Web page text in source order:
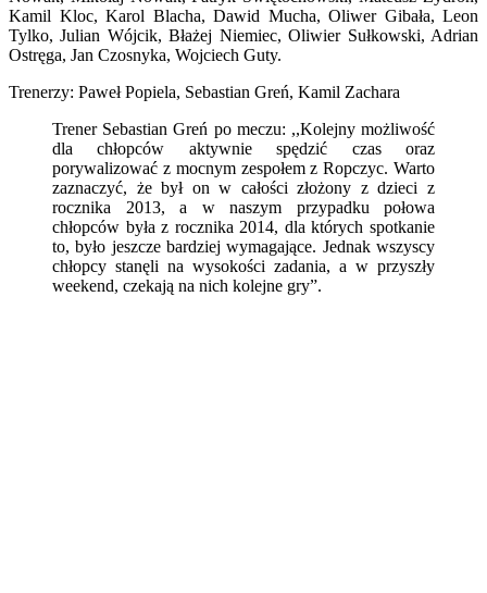
Kamil Kloc, Karol Blacha, Dawid Mucha, Oliwer Gibała, Leon
Tylko, Julian Wójcik, Błażej Niemiec, Oliwier Sułkowski, Adrian
Ostręga, Jan Czosnyka, Wojciech Guty.
Trenerzy: Paweł Popiela, Sebastian Greń, Kamil Zachara
Trener Sebastian Greń po meczu: ,,Kolejny możliwość
dla chłopców aktywnie spędzić czas oraz
porywalizować z mocnym zespołem z Ropczyc. Warto
zaznaczyć, że był on w całości złożony z dzieci z
rocznika 2013, a w naszym przypadku połowa
chłopców była z rocznika 2014, dla których spotkanie
to, było jeszcze bardziej wymagające. Jednak wszyscy
chłopcy stanęli na wysokości zadania, a w przyszły
weekend, czekają na nich kolejne gry”.